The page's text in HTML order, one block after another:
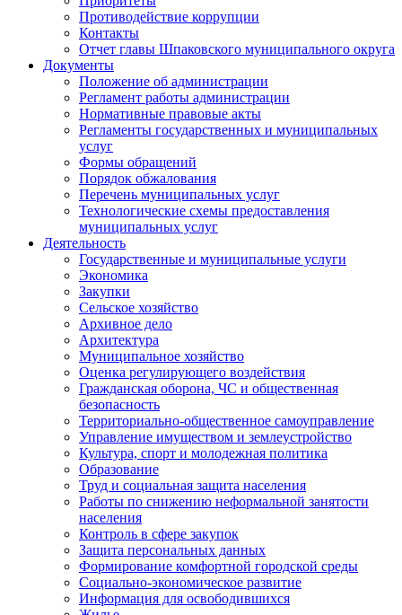
Противодействие коррупции
Контакты
Отчет главы Шпаковского муниципального округа
Документы
Положение об администрации
Регламент работы администрации
Нормативные правовые акты
Регламенты государственных и муниципальных
услуг
Формы обращений
Порядок обжалования
Перечень муниципальных услуг
Технологические схемы предоставления
муниципальных услуг
Деятельность
Государственные и муниципальные услуги
Экономика
Закупки
Сельское хозяйство
Архивное дело
Архитектура
Муниципальное хозяйство
Оценка регулирующего воздействия
Гражданская оборона, ЧС и общественная
безопасность
Территориально-общественное самоуправление
Управление имуществом и землеустройство
Культура, спорт и молодежная политика
Образование
Труд и социальная защита населения
Работы по снижению неформальной занятости
населения
Контроль в сфере закупок
Защита персональных данных
Формирование комфортной городской среды
Социально-экономическое развитие
Информация для освободившихся